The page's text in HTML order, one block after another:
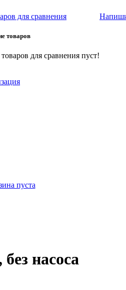
для сравнения
товаров
для сравнения пуст!
пуста
насоса